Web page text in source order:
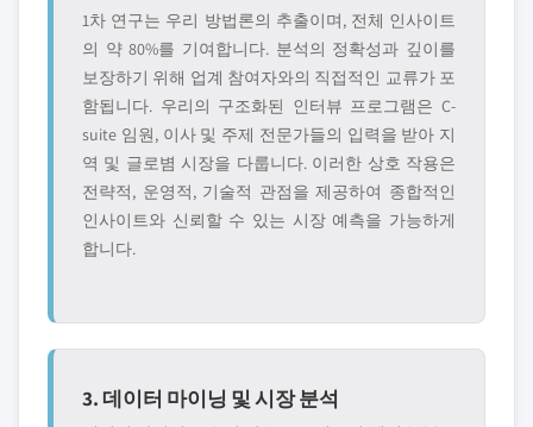
1차 연구는 우리 방법론의 추출이며, 전체 인사이트
의 약 80%를 기여합니다. 분석의 정확성과 깊이를
보장하기 위해 업계 참여자와의 직접적인 교류가 포
함됩니다. 우리의 구조화된 인터뷰 프로그램은 C-
suite 임원, 이사 및 주제 전문가들의 입력을 받아 지
역 및 글로볌 시장을 다룹니다. 이러한 상호 작용은
전략적, 운영적, 기술적 관점을 제공하여 종합적인
인사이트와 신뢰할 수 있는 시장 예측을 가능하게
합니다.
3. 데이터 마이닝 및 시장 분석